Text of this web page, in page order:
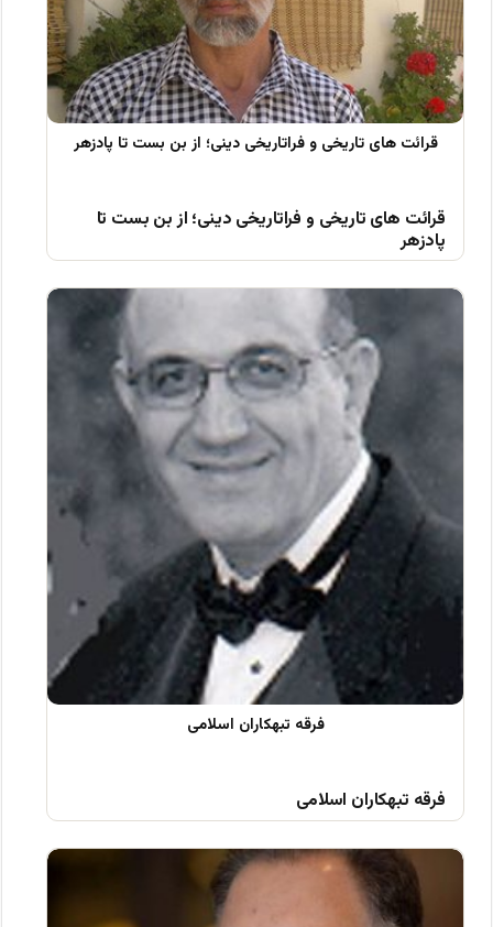
قرائت های تاریخی و فراتاریخی دینی؛ از بن بست تا
پادزهر
فرقه تبهکاران اسلامی